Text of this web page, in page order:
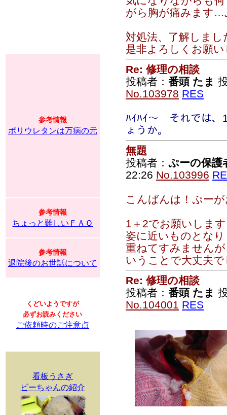
参考情報
ポリウレタンは万病の元
参考情報
ちょっと難しいＦＡＱ
参考情報
退院後のお世話について
くどいようですが
必ずお読みください
ご依頼時のご注意点
看板うさぎ
ビーちゃんの紹介
がら胸が痛みます…
対処法、了解しまし
是非よろしくお願
Re: 修理の相談
投稿者： 番頭 たま
No.103978 RES
ﾊｲﾊｲ～ それでは、
ょうか。
無題
投稿者： ぷーの保護
22:26 No.103996
こんばんは！ぷー
1＋2でお願いしま
姿に近いものとな
重ねてすみません
いうことで大丈夫
Re: 修理の相談
投稿者： 番頭 たま
No.104001 RES